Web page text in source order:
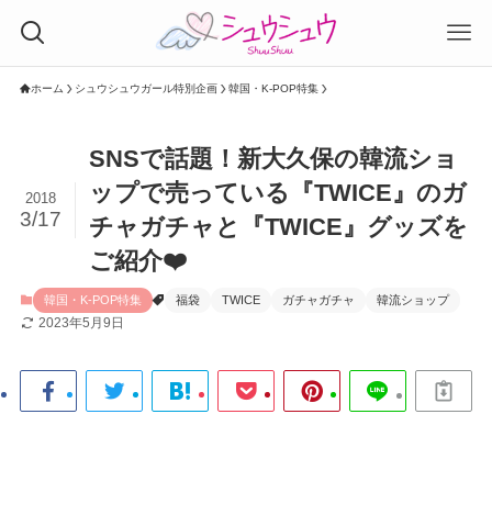
ホーム シュウシュウガール特別企画 韓国・K-POP特集
SNSで話題！新大久保の韓流ショ
ップで売っている『TWICE』のガ
チャガチャと『TWICE』グッズを
ご紹介❤️
2018
3/17
韓国・K-POP特集 福袋 TWICE ガチャガチャ 韓流ショップ
2023年5月9日